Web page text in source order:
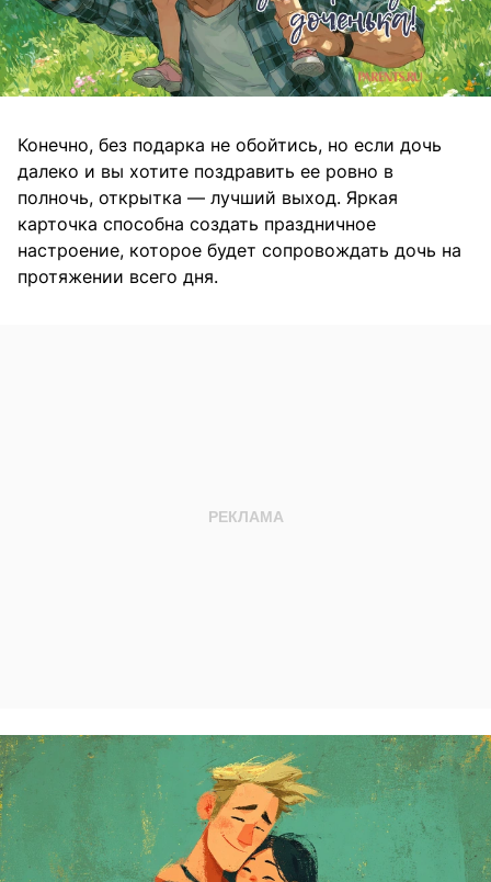
Конечно, без подарка не обойтись, но если дочь
далеко и вы хотите поздравить ее ровно в
полночь, открытка — лучший выход. Яркая
карточка способна создать праздничное
настроение, которое будет сопровождать дочь на
протяжении всего дня.